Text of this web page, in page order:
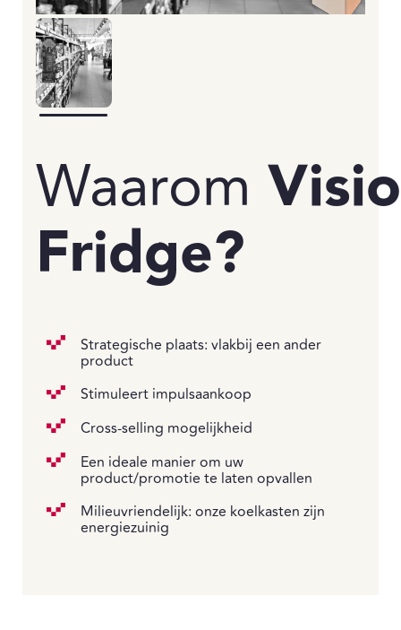
Waarom
Fridge?
Strategische plaats: vlakbij een ander
product
Stimuleert impulsaankoop
Cross-selling mogelijkheid
Een ideale manier om uw
product/promotie te laten opvallen
Milieuvriendelijk: onze koelkasten zijn
energiezuinig